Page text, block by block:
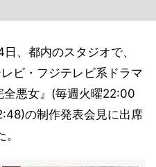
、都内のスタジオで、
ビ・フジテレビ系ドラマ
全悪女』(毎週火曜22:00
の制作発表会見に出席